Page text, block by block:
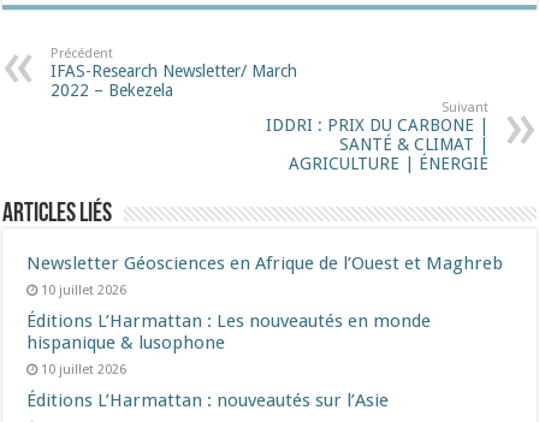
Précédent
IFAS-Research Newsletter/ March
2022 – Bekezela
Suivant
IDDRI : PRIX DU CARBONE |
SANTÉ & CLIMAT |
AGRICULTURE | ÉNERGIE
Articles liés
Newsletter Géosciences en Afrique de l’Ouest et Maghreb
10 juillet 2026
Éditions L’Harmattan : Les nouveautés en monde
hispanique & lusophone
10 juillet 2026
Éditions L’Harmattan : nouveautés sur l’Asie